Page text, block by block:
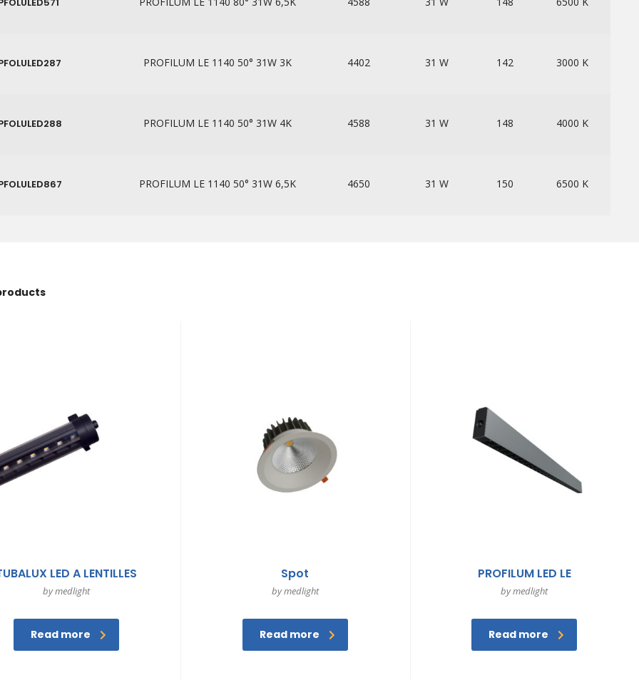
PROFILUM LE 1140 50° 31W 3K 4402 31 W 142 3000 K
PROFILUM LE 1140 50° 31W 4K 4588 31 W 148 4000 K
PROFILUM LE 1140 50° 31W 6,5K 4650 31 W 150 6500 K
LED A LENTILLES
by medlight
Read more
Spot
by medlight
Read more
PROFILUM LED LE
by medlight
Read more